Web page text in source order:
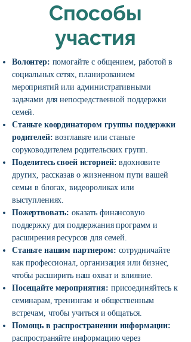
Способы
участия
Волонтер: помогайте с общением, работой в
социальных сетях, планированием
мероприятий или административными
задачами для непосредственной поддержки
семей.
Станьте координатором группы поддержки
родителей:возглавьте или станьте
соруководителем родительских групп.
Поделитесь своей историей:вдохновите
других, рассказав о жизненном пути вашей
семьи в блогах, видеороликах или
выступлениях.
Пожертвовать:оказать финансовую
поддержку для поддержания программ и
расширения ресурсов для семей.
Станьте нашим партнером: сотрудничайте
как профессионал, организация или бизнес,
чтобы расширить наш охват и влияние.
Посещайте мероприятия: присоединяйтесь к
семинарам, тренингам и общественным
встречам, чтобы учиться и общаться.
Помощь в распространении информации:
распространяйте информацию через